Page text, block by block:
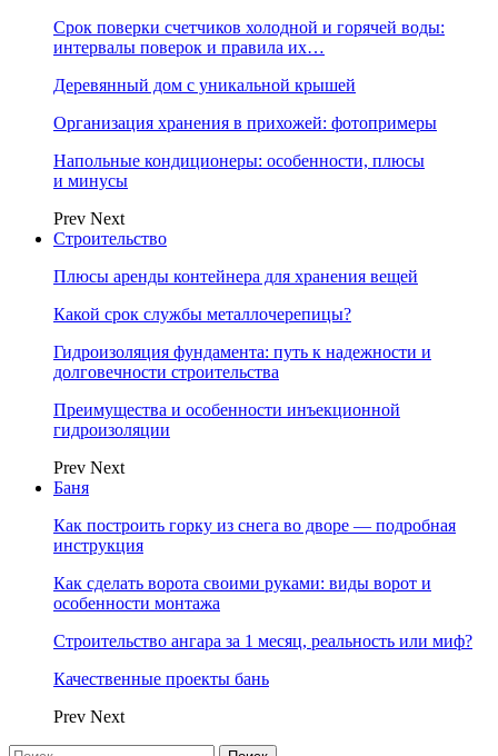
Срок поверки счетчиков холодной и горячей воды:
интервалы поверок и правила их…
Деревянный дом с уникальной крышей
Организация хранения в прихожей: фотопримеры
Напольные кондиционеры: особенности, плюсы
и минусы
Prev Next
Строительство
Плюсы аренды контейнера для хранения вещей
Какой срок службы металлочерепицы?
Гидроизоляция фундамента: путь к надежности и
долговечности строительства
Преимущества и особенности инъекционной
гидроизоляции
Prev Next
Баня
Как построить горку из снега во дворе — подробная
инструкция
Как сделать ворота своими руками: виды ворот и
особенности монтажа
Строительство ангара за 1 месяц, реальность или миф?
Качественные проекты бань
Prev Next